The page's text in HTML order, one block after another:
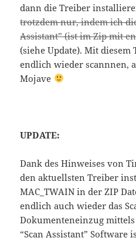
dann die Treiber
trotzdem nur, indem ich
Assistant” (ist im Zip mit
(siehe Update). Mit
endlich wieder scannnen,
Mojave
UPDATE:
Dank des Hinweises von
den aktuellsten Treiber
MAC_TWAIN in der ZIP
endlich auch wieder das
Dokumenteneinzug
“Scan Assistant” Software